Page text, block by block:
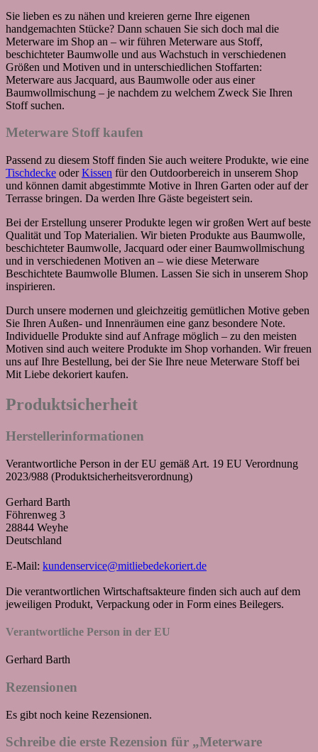
Sie lieben es zu nähen und kreieren gerne Ihre eigenen
handgemachten Stücke? Dann schauen Sie sich doch mal die
Meterware im Shop an – wir führen Meterware aus Stoff,
beschichteter Baumwolle und aus Wachstuch in verschiedenen
Größen und Motiven und in unterschiedlichen Stoffarten:
Meterware aus Jacquard, aus Baumwolle oder aus einer
Baumwollmischung – je nachdem zu welchem Zweck Sie Ihren
Stoff suchen.
Meterware Stoff kaufen
Passend zu diesem Stoff finden Sie auch weitere Produkte, wie eine
Tischdecke oderKissen für den Outdoorbereich in unserem Shop
und können damit abgestimmte Motive in Ihren Garten oder auf der
Terrasse bringen. Da werden Ihre Gäste begeistert sein.
Bei der Erstellung unserer Produkte legen wir großen Wert auf beste
Qualität und Top Materialien. Wir bieten Produkte aus Baumwolle,
beschichteter Baumwolle, Jacquard oder einer Baumwollmischung
und in verschiedenen Motiven an – wie diese Meterware
Beschichtete Baumwolle Blumen. Lassen Sie sich in unserem Shop
inspirieren.
Durch unsere modernen und gleichzeitig gemütlichen Motive geben
Sie Ihren Außen- und Innenräumen eine ganz besondere Note.
Individuelle Produkte sind auf Anfrage möglich – zu den meisten
Motiven sind auch weitere Produkte im Shop vorhanden. Wir freuen
uns auf Ihre Bestellung, bei der Sie Ihre neue Meterware Stoff bei
Mit Liebe dekoriert kaufen.
Produktsicherheit
Herstellerinformationen
Verantwortliche Person in der EU gemäß Art. 19 EU Verordnung
2023/988 (Produktsicherheitsverordnung)
Gerhard Barth
Föhrenweg 3
28844 Weyhe
Deutschland
E-Mail: kundenservice@mitliebedekoriert.de
Die verantwortlichen Wirtschaftsakteure finden sich auch auf dem
jeweiligen Produkt, Verpackung oder in Form eines Beilegers.
Verantwortliche Person in der EU
Gerhard Barth
Rezensionen
Es gibt noch keine Rezensionen.
Schreibe die erste Rezension für „Meterware